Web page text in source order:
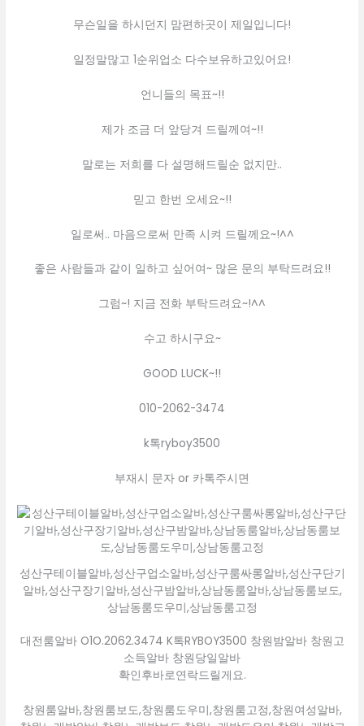
무슨일을 하시던지 맘편하곳이 제일입니다!
일정말많고 1순위업소 다수보유하고있어요!
언니들의 목표~!!
제가 조금 더 앞당겨 드릴께여~!!
말로는 저희를 다 설명해드릴순 없지만..
믿고 한번 오세요~!!
일로써.. 마음으로써 만족 시켜 드릴께요~!^^
좋은 사람들과 같이 일하고 싶어여~ 많은 문의 부탁드려요!!
그럼~! 지금 전화 부탁드려요~!^^
수고 하시구요~
GOOD LUCK~!!
010-2062-3474
k톡ryboy3500
부재시 문자 or 카톡주시면
성산구테이블알바,성산구업소알바,성산구룸싸롱알바,성산구단기
알바,성산구장기알바,성산구밤알바,상남동룸알바,상남동룸보도,
상남동룸도우미,상남동룸고정
대전룸알바 O1O.2062.3474 K톡RYBOY3500 창원밤알바 창원고
소득알바 창원당일알바
확인후바로연락드릴게요.
창원룸알바,창원룸보도,창원룸도우미,창원룸고정,창원여성알바,